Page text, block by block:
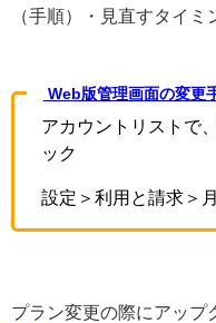
（手順）・見直すタイミ
Web版管理画面の変更
アカウントリストで
ック
設定＞利用と請求＞
プラン変更の際にアップ